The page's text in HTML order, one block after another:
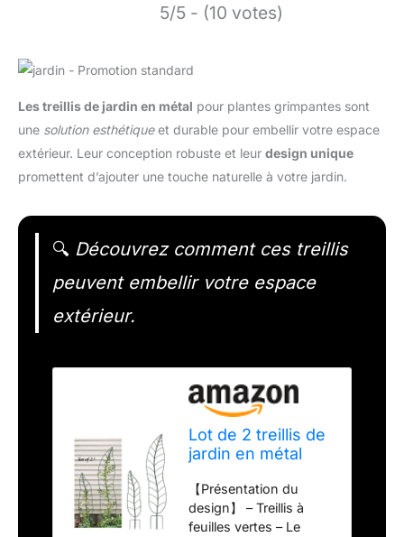
5/5 - (10 votes)
Les treillis de jardin en métal pour plantes grimpantes sont
une solution esthétiqueet durable pour embellir votre espace
extérieur. Leur conception robuste et leur design unique
promettent d’ajouter une touche naturelle à votre jardin.
🔍 Découvrez comment ces treillis
peuvent embellir votre espace
extérieur.
Lot de 2 treillis de
jardin en métal
grimpantes Vert
【Présentation du
design】 – Treillis à
feuilles vertes – Le